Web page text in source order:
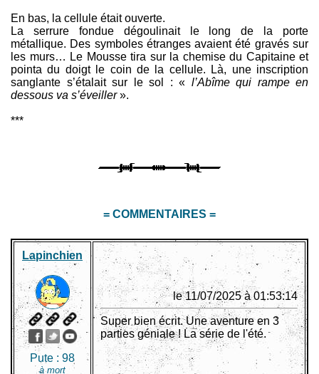
En bas, la cellule était ouverte.
La serrure fondue dégoulinait le long de la porte
métallique. Des symboles étranges avaient été gravés sur
les murs… Le Mousse tira sur la chemise du Capitaine et
pointa du doigt le coin de la cellule. Là, une inscription
sanglante s’étalait sur le sol : « l’Abîme qui rampe en
dessous va s’éveiller».
***
= COMMENTAIRES =
Lapinchien
Pute : 98
à mort
le 11/07/2025 à 01:53:14
Super bien écrit. Une aventure en 3
parties géniale ! La série de l'été.